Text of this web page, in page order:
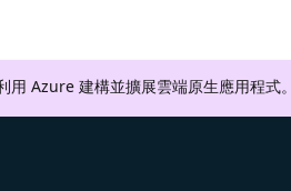
Azure 建構並擴展雲端原生應用程式。